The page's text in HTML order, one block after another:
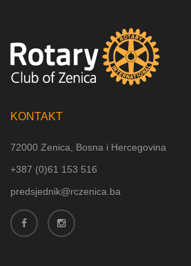
KONTAKT
72000 Zenica, Bosna i Hercegovina
+387 (0)61 153 516
predsjednik@rczenica.ba